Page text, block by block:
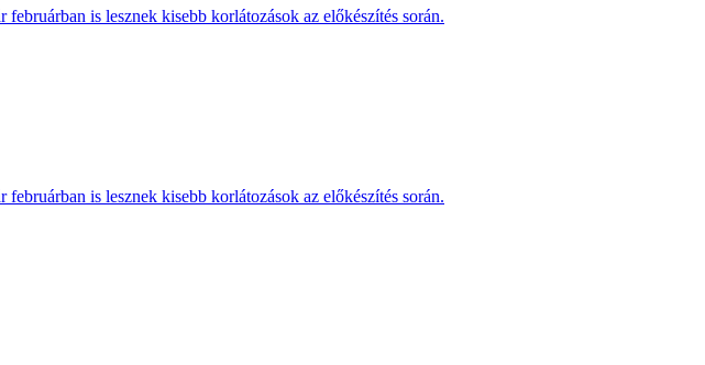
is lesznek kisebb korlátozások az előkészítés során.
is lesznek kisebb korlátozások az előkészítés során.